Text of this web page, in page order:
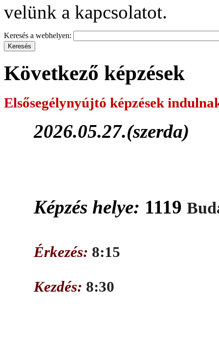
velünk a kapcsolatot.
Keresés a webhelyen:
Következő képzések
Elsősegélynyújtó képzések
2026.05.27.(szerda)
Képzés helye: 1119
Érkezés: 8:15
Kezdés: 8:30